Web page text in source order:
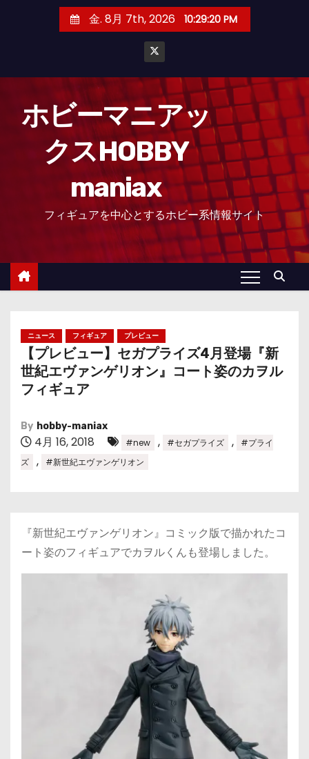
金. 8月 7th, 2026 10:29:21 PM
ホビーマニアッ
クスHOBBY
maniax
フィギュアを中心とするホビー系情報サイト
ニュース フィギュア プレビュー
【プレビュー】セガプライズ4月登場『新
世紀エヴァンゲリオン』コート姿のカヲル
フィギュア
By hobby-maniax
4月 16, 2018 #new , #セガプライズ ,
#プライ
ズ
, #新世紀エヴァンゲリオン
『新世紀エヴァンゲリオン』コミック版で描かれたコ
ート姿のフィギュアでカヲルくんも登場しました。